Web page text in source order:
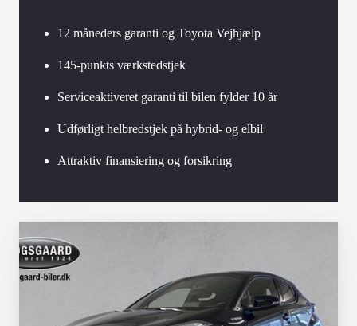
12 måneders garanti og Toyota Vejhjælp
145-punkts værkstedstjek
Serviceaktiveret garanti til bilen fylder 10 år
Udførligt helbredstjek på hybrid- og elbil
Attraktiv finansiering og forsikring